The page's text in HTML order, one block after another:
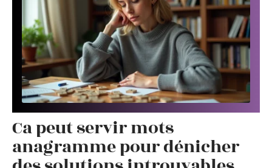
Ca peut servir mots
anagramme pour dénicher